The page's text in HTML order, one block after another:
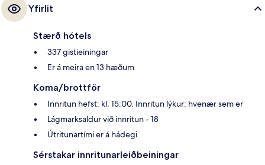
Yfirlit
Stærð hótels
337 gistieiningar
Er á meira en 13 hæðum
Koma/brottför
Innritun hefst: kl. 15:00. Innritun lýkur: hvenær sem er
Lágmarksaldur við innritun - 18
Útritunartími er á hádegi
Sérstakar innritunarleiðbeiningar